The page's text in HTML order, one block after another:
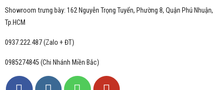
Showroom trưng bày: 162 Nguyễn Trọng Tuyển, Phường 8, Quận Phú Nhuận,
Tp.HCM
0937.222.487 (Zalo + ĐT)
0985274845 (Chi Nhánh Miền Bắc)